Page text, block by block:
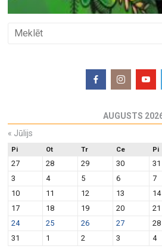
AUGUSTS
« Jūlijs
Pi Ot Tr Ce Pi
27 28 29 30 31
3
4 5 6 7
10
11 12 13 14
17
18 19 20 21
24
25 26 27 28
31
1 2 3 4